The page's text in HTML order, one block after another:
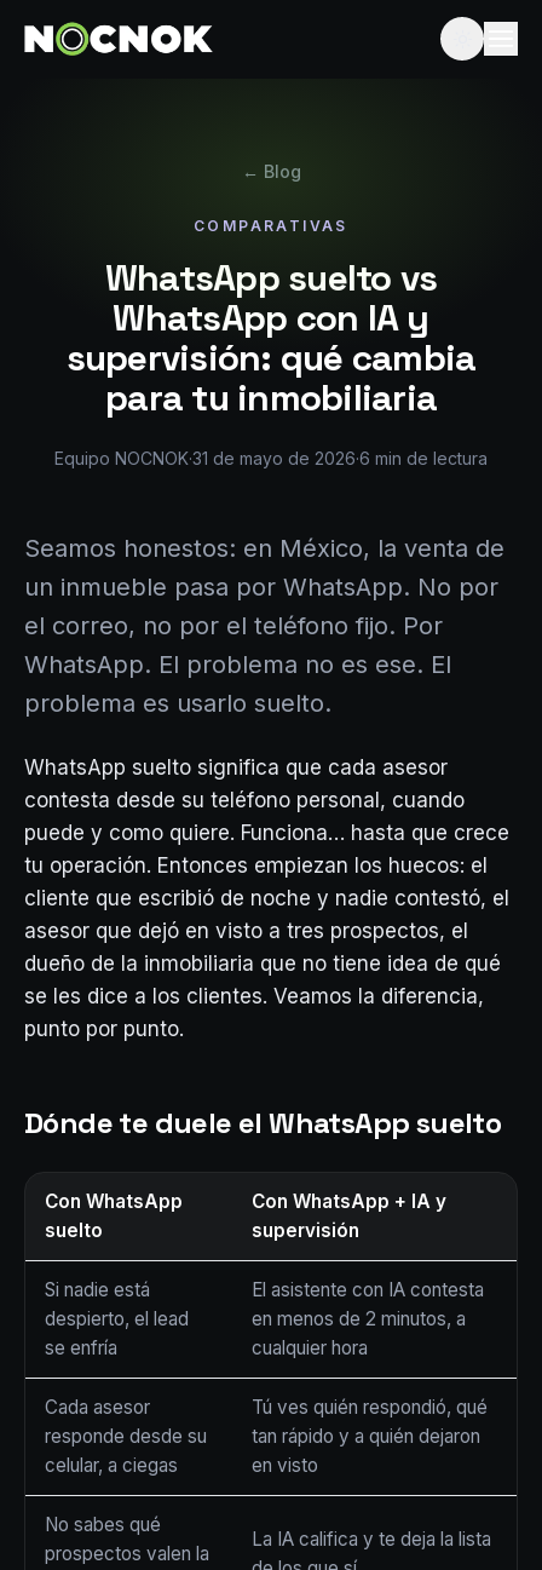
← Blog
COMPARATIVAS
WhatsApp suelto vs
WhatsApp con IA y
supervisión: qué cambia
para tu inmobiliaria
Equipo NOCNOK·31 de mayo de 2026·6 min de lectura
Seamos honestos: en México, la venta de
un inmueble pasa por WhatsApp. No por
el correo, no por el teléfono fijo. Por
WhatsApp. El problema no es ese. El
problema es usarlo suelto.
WhatsApp suelto significa que cada asesor
contesta desde su teléfono personal, cuando
puede y como quiere. Funciona… hasta que crece
tu operación. Entonces empiezan los huecos: el
cliente que escribió de noche y nadie contestó, el
asesor que dejó en visto a tres prospectos, el
dueño de la inmobiliaria que no tiene idea de qué
se les dice a los clientes. Veamos la diferencia,
punto por punto.
Dónde te duele el WhatsApp suelto
Con WhatsApp
suelto
Con WhatsApp + IA y
supervisión
Si nadie está
despierto, el lead
se enfría
El asistente con IA contesta
en menos de 2 minutos, a
cualquier hora
Cada asesor
responde desde su
celular, a ciegas
Tú ves quién respondió, qué
tan rápido y a quién dejaron
en visto
No sabes qué
prospectos valen la
La IA califica y te deja la lista